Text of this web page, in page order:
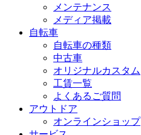
メンテナンス
メディア掲載
自転車
自転車の種類
中古車
オリジナルカスタム
工賃一覧
よくあるご質問
アウトドア
オンラインショップ